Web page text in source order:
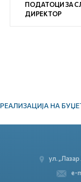
ПОДАТОЦИ ЗА
ДИРЕКТОР
ул.
e-
РЕАЛИЗАЦИЈА НА